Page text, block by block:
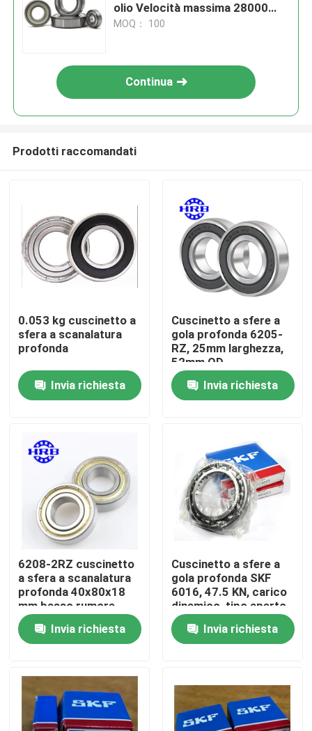
Casa.
Prodotti
Visita alla fabbrica
Controllo della qualità
Notizie
Casi
Richiedere un preventivo
Cuscinetto a rulli cilindrico
cuscinetti a rulli d'allineamento di auto
olio Velocità massima 28000
R/Min
MOQ： 100
Continua
Prodotti raccomandati
0.053 kg cuscinetto a
sfera a scanalatura
profonda
Invia richiesta
Cuscinetto a sfere a
gola profonda 6205-
RZ, 25mm larghezza,
52mm OD
Invia richiesta
6208-2RZ cuscinetto
a sfera a scanalatura
profonda 40x80x18
mm basso rumore
lunga durata
Invia richiesta
Cuscinetto a sfere a
gola profonda SKF
6016, 47.5 KN, carico
dinamico, tipo aperto
Invia richiesta